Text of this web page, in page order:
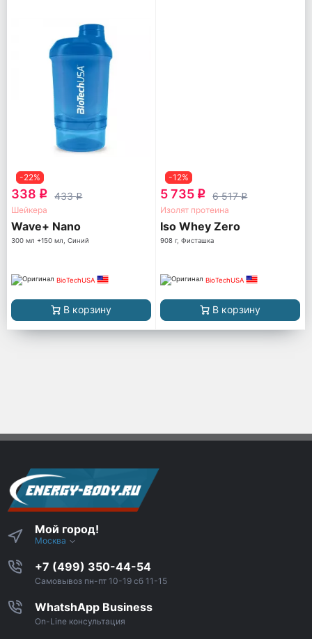
-22%
338 q 433q
Шейкера
Wave+ Nano
300 мл +150 мл, Синий
BioTechUSA
В корзину
-12%
5 735 q 6 517q
Изолят протеина
Iso Whey Zero
908 г, Фисташка
BioTechUSA
В корзину
Мой город!
Москва
+7 (499) 350-44-54
Самовывоз пн-пт 10-19 сб 11-15
WhatshApp Business
On-Line консультация